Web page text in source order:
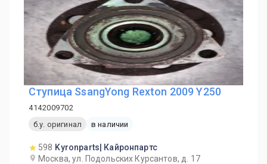
Ступица SsangYong Rexton 2009 Y250
4142009702
б.у. оригинал
в наличии
598 Kyronparts| Кайронпартс
Москва, ул. Подольских Курсантов, д. 17